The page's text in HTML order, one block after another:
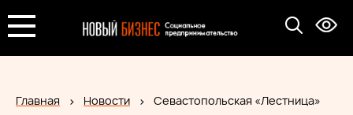
Главная Новости Севастопольская «Лестница»